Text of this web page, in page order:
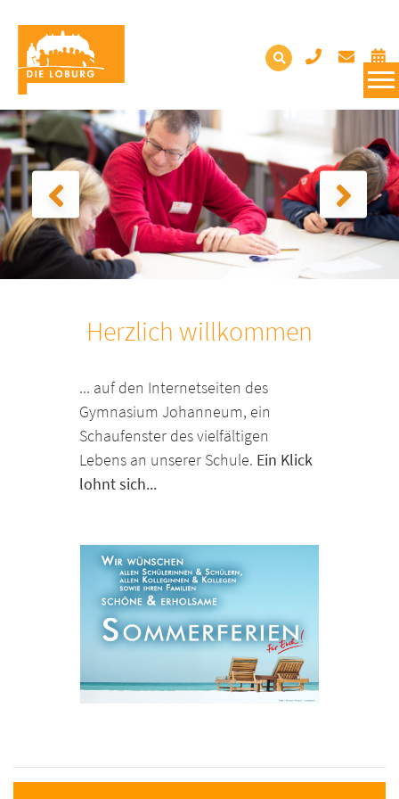
Herzlich willkommen
... auf den Internetseiten des
Gymnasium Johanneum, ein
Schaufenster des vielfältigen
Lebens an unserer Schule. Ein Klick
lohnt sich...